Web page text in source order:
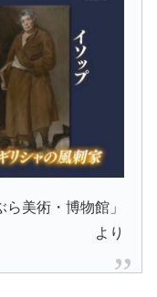
美術・博物館」
より